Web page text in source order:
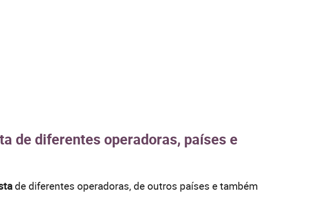
de diferentes operadoras, países e
de diferentes operadoras, de outros países e também